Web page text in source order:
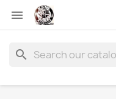

search